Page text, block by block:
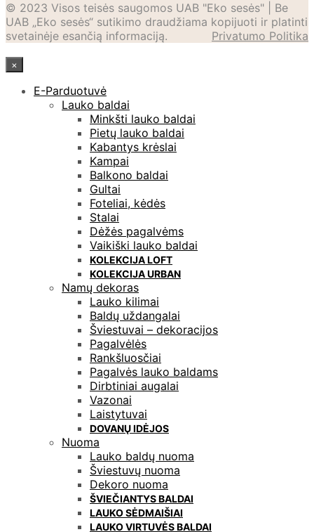
© 2023 Visos teisės saugomos UAB "Eko sesės" | Be
UAB „Eko sesės“ sutikimo draudžiama kopijuoti ir platinti
svetainėje esančią informaciją.
Privatumo Politika
×
E-Parduotuvė
Lauko baldai
Minkšti lauko baldai
Pietų lauko baldai
Kabantys krėslai
Kampai
Balkono baldai
Gultai
Foteliai, kėdės
Stalai
Dėžės pagalvėms
Vaikiški lauko baldai
KOLEKCIJA LOFT
KOLEKCIJA URBAN
Namų dekoras
Lauko kilimai
Baldų uždangalai
Šviestuvai – dekoracijos
Pagalvėlės
Rankšluosčiai
Pagalvės lauko baldams
Dirbtiniai augalai
Vazonai
Laistytuvai
DOVANŲ IDĖJOS
Nuoma
Lauko baldų nuoma
Šviestuvų nuoma
Dekoro nuoma
ŠVIEČIANTYS BALDAI
LAUKO SĖDMAIŠIAI
LAUKO VIRTUVĖS BALDAI